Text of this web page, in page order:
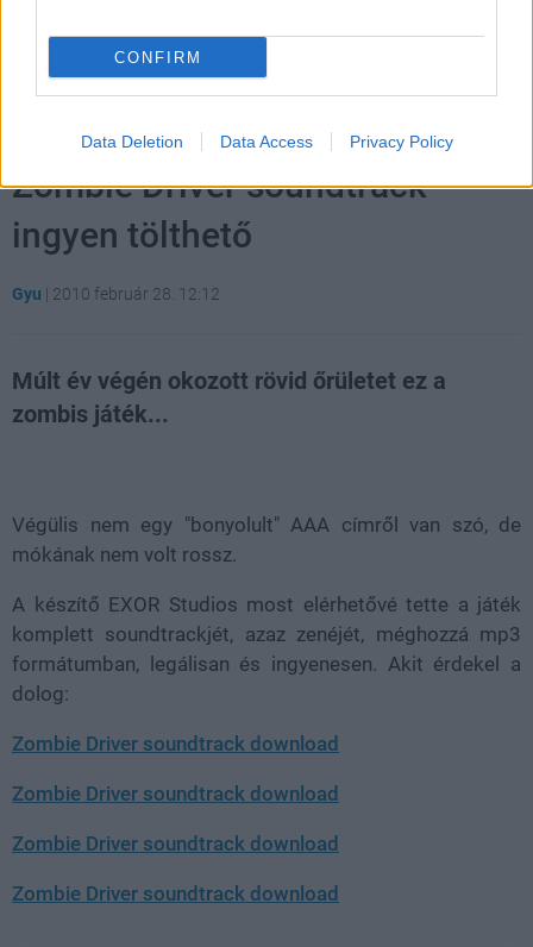
CONFIRM
Data Deletion Data Access Privacy Policy
Zombie Driver soundtrack -
ingyen tölthető
Gyu | 2010 február 28. 12:12
Múlt év végén okozott rövid őrületet ez a
zombis játék...
Végülis nem egy "bonyolult" AAA címről van szó, de
mókának nem volt rossz.
A készítő EXOR Studios most elérhetővé tette a játék
komplett soundtrackjét, azaz zenéjét, méghozzá mp3
formátumban, legálisan és ingyenesen. Akit érdekel a
dolog:
Zombie Driver soundtrack download
Zombie Driver soundtrack download
Zombie Driver soundtrack download
Zombie Driver soundtrack download